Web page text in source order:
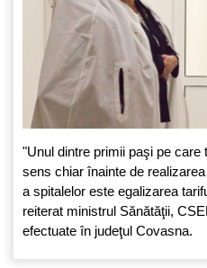
"Unul dintre primii paşi pe
sens chiar înainte de
a spitalelor este egalizarea
reiterat ministrul Sănătăţii,
efectuate în judeţul Covasna.